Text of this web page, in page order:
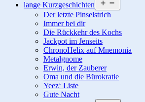
lange Kurzgeschichten
öffnen
Der letzte Pinselstrich
Immer bei dir
Die Rückkehr des Kochs
Jackpot im Jenseits
ChronoHelix auf Mnemonia
Metalgnome
Erwin, der Zauberer
Oma und die Bürokratie
Yeez‘ Liste
Gute Nacht